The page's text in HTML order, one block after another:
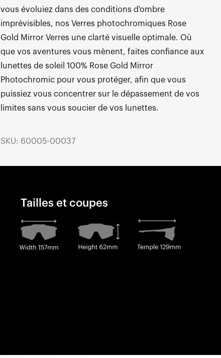
vous évoluiez dans des conditions d'ombre
imprévisibles, nos Verres photochromiques Rose
Gold Mirror Verres une clarté visuelle optimale. Où
que vos aventures vous mènent, faites confiance aux
lunettes de soleil 100% Rose Gold Mirror
Photochromic pour vous protéger, afin que vous
puissiez vous concentrer sur le dépassement de vos
limites sans vous soucier de vos lunettes.
SKU: 60005-00037
Tailles et coupes